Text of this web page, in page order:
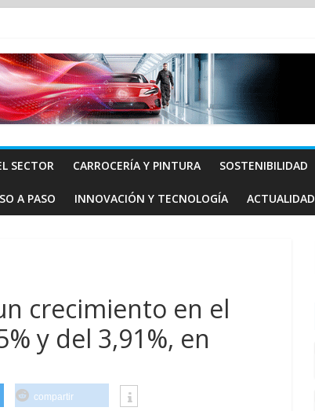
SECTOR CARROCERÍA Y PINTURA SOSTENIBILIDAD
A PASO INNOVACIÓN Y TECNOLOGÍA ACTUALIDAD
crecimiento en el
y del 3,91%, en
compartir